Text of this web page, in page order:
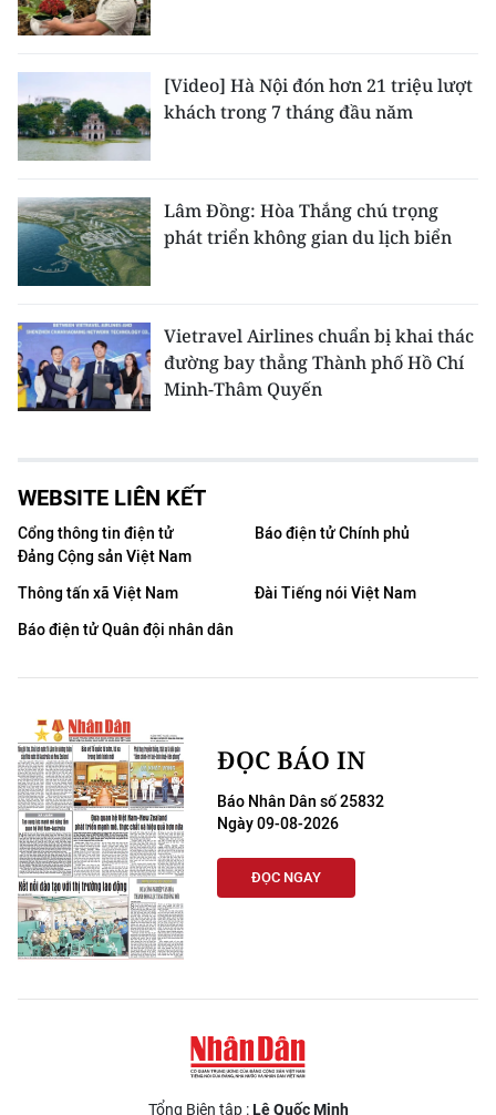
[Video] Hà Nội đón hơn 21 triệu lượt
khách trong 7 tháng đầu năm
Lâm Đồng: Hòa Thắng chú trọng
phát triển không gian du lịch biển
Vietravel Airlines chuẩn bị khai thác
đường bay thẳng Thành phố Hồ Chí
Minh-Thâm Quyến
WEBSITE LIÊN KẾT
Cổng thông tin điện tử
Đảng Cộng sản Việt Nam
Báo điện tử Chính phủ
Thông tấn xã Việt Nam
Đài Tiếng nói Việt Nam
Báo điện tử Quân đội nhân dân
ĐỌC BÁO IN
Báo Nhân Dân số 25832
Ngày 09-08-2026
ĐỌC NGAY
Tổng Biên tập :Lê Quốc Minh